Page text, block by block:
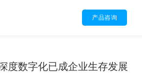
产品咨询
度数字化已成企业生存发展